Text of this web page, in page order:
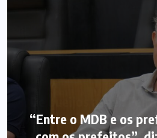
“Entre o MDB e os